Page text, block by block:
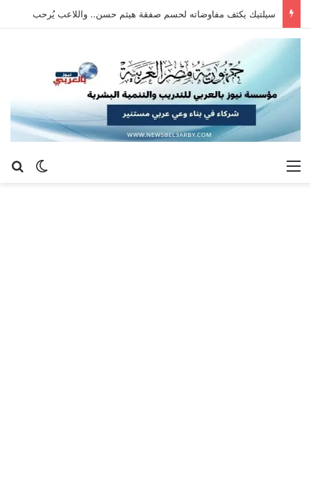
سيلتيك يكثف مفاوضاته لحسم صفقة هيثم حسن.. واللاعب يُرحب
الوضع القائمة